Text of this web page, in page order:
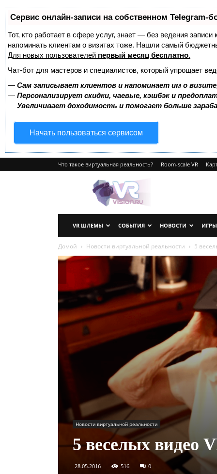
Сервис онлайн-записи на собственном Telegram-
Тот, кто работает в сфере услуг, знает — без ведения
напоминать клиентам о визитах тоже. Нашли самый
Для новых пользователей первый месяц бесплатно.
Чат-бот для мастеров и специалистов, который упрощает
— Сам записывает клиентов и напоминает им о
— Персонализирует скидки, чаевые, кэшбэк и
— Увеличивает доходимость и помогает больше
Начать пользоваться сервисом
Что такое виртуальная реальность? Room-scale VR
VRvision.ru
VR ШЛЕМЫ СОБЫТИЯ НОВОСТИ ИГРЫ
Домой Новости виртуальной реальности 5
Новости виртуальной реальности
5 веселых видео
28.05.2016 516 0